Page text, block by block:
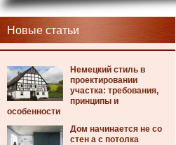
Новые статьи
Немецкий стиль в
проектировании
участка: требования,
принципы и
особенности
Дом начинается не со
стен а с потолка